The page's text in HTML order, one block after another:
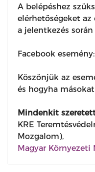
A belépéshez
elérhetőségeket
a jelentkezés
Facebook esemény:
Köszönjük az
és hogyha
Mindenkit
KRE
Mozgalom),
Magyar Környezeti